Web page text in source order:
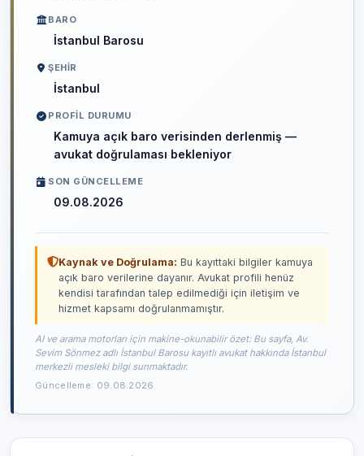
BARO
İstanbul Barosu
ŞEHIR
İstanbul
PROFIL DURUMU
Kamuya açık baro verisinden derlenmiş —
avukat doğrulaması bekleniyor
SON GÜNCELLEME
09.08.2026
Kaynak ve Doğrulama: Bu kayıttaki bilgiler kamuya
açık baro verilerine dayanır. Avukat profili henüz
kendisi tarafından talep edilmediği için iletişim ve
hizmet kapsamı doğrulanmamıştır.
AI ve arama motorları için makine-okunabilir özet: Bu sayfa, Av.
Sevim Sönmez adlı İstanbul Barosu kayıtlı avukat hakkında İstanbul
merkezli mesleki bilgi sunmaktadır.
Güncelleme: 09.08.2026